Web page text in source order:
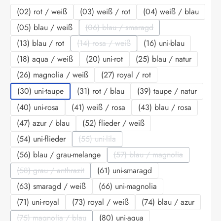
(02) rot / weiß (03) weiß / rot
(04) weiß / blau
(05) blau / weiß
(06) blau / smaragd
(Diese Option ist zurzeit nicht
(13) blau / rot (14) rosa / weiß
(Diese Option ist zurzeit nicht
(16) uni-blau
(18) aqua / weiß
(20) uni-rot
(25) blau / natur
(26) magnolia / weiß
(27) royal / rot
(30) uni-taupe
(31) rot / blau
(39) taupe / natur
(40) uni-rosa
(41) weiß / rosa
(43) blau / rosa
(47) azur / blau
(52) flieder / weiß
(54) uni-flieder
(55) uni-lila
(Diese Option ist zurzeit nicht verfügbar.)
(56) blau / grau-melange (57) blau / magnolia
(Diese Option ist zurzeit
(58) grau / anthrazit
(Diese Option ist zurzeit nicht verfügbar.)
(61) uni-smaragd
(63) smaragd / weiß
(66) uni-magnolia
(71) uni-royal
(73) royal / weiß
(74) blau / azur
(75) magnolia / blau
(80) uni-aqua